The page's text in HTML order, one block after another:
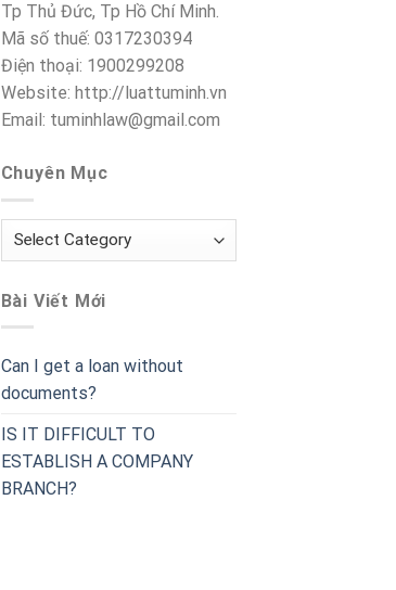
Tp Thủ Đức, Tp Hồ Chí Minh.
Mã số thuế: 0317230394
Điện thoại: 1900299208
Website: http://luattuminh.vn
Email: tuminhlaw@gmail.com
Chuyên Mục
Chuyên
Bài Viết Mới
Can I get a loan without
documents?
IS IT DIFFICULT TO
ESTABLISH A COMPANY
BRANCH?